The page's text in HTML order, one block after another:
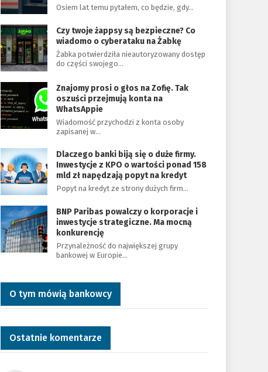
Osiem lat temu pytałem, co będzie, gdy…
Czy twoje żappsy są bezpieczne? Co
wiadomo o cyberataku na Żabkę
Żabka potwierdziła nieautoryzowany dostęp
do części swojego…
Znajomy prosi o głos na Zofię. Tak
oszuści przejmują konta na
WhatsAppie
Wiadomość przychodzi z konta osoby
zapisanej w…
Dlaczego banki biją się o duże firmy.
Inwestycje z KPO o wartości ponad 158
mld zł napędzają popyt na kredyt
Popyt na kredyt ze strony dużych firm…
BNP Paribas powalczy o korporacje i
inwestycje strategiczne. Ma mocną
konkurencję
Przynależność do największej grupy
bankowej w Europie…
O tym mówią bankowcy
Ostatnie komentarze